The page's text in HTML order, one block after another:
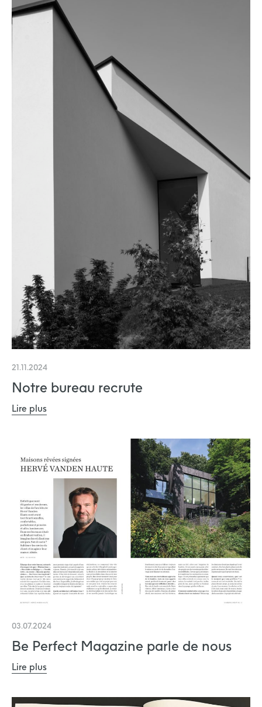
21.11.2024
Notre bureau recrute
Lire plus
03.07.2024
Be Perfect Magazine parle de nous
Lire plus